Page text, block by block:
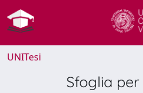
UNITesi
Sfoglia